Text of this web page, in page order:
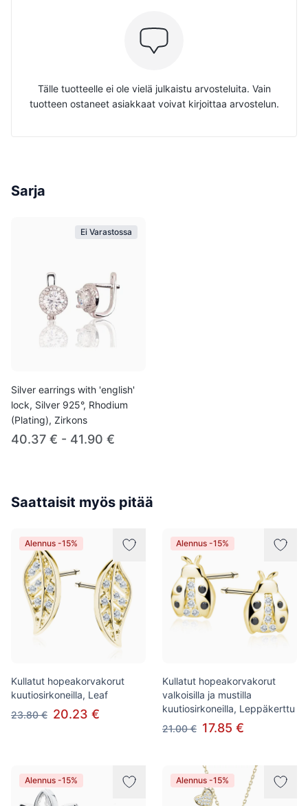
Tälle tuotteelle ei ole vielä julkaistu arvosteluita. Vain
tuotteen ostaneet asiakkaat voivat kirjoittaa arvostelun.
Sarja
Ei Varastossa
Silver earrings with 'english'
lock, Silver 925°, Rhodium
(Plating), Zirkons
40.37 € - 41.90 €
Saattaisit myös pitää
Alennus -15%
Kullatut hopeakorvakorut
kuutiosirkoneilla, Leaf
23.80 € 20.23 €
Alennus -15%
Kullatut hopeakorvakorut
valkoisilla ja mustilla
kuutiosirkoneilla, Leppäkerttu
21.00 € 17.85 €
Alennus -15% Alennus -15%